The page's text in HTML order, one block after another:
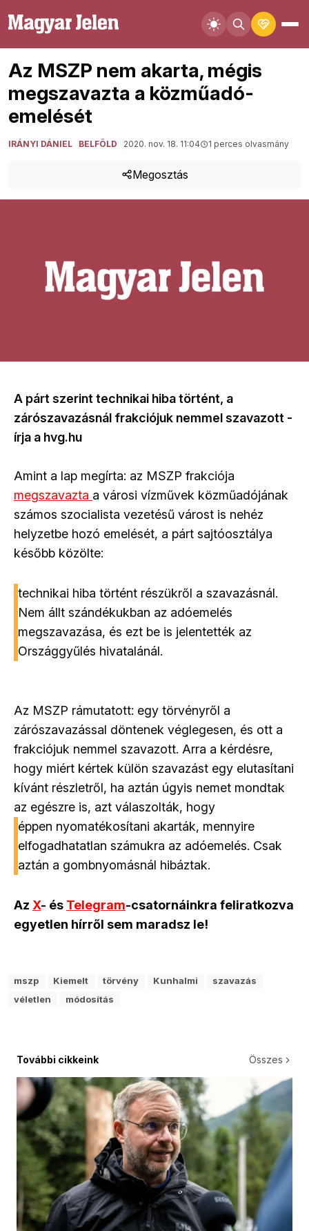
Az MSZP nem akarta, mégis
megszavazta a közműadó-
emelését
IRÁNYI DÁNIEL BELFÖLD 2020. nov. 18. 11:04 1 perces olvasmány
Megosztás
A párt szerint technikai hiba történt, a
zárószavazásnál frakciójuk nemmel szavazott -
írja a hvg.hu
Amint a lap megírta: az MSZP frakciója
megszavazta a városi vízművek közműadójának
számos szocialista vezetésű várost is nehéz
helyzetbe hozó emelését, a párt sajtóosztálya
később közölte:
technikai hiba történt részükről a szavazásnál.
Nem állt szándékukban az adóemelés
megszavazása, és ezt be is jelentették az
Országgyűlés hivatalánál.
Az MSZP rámutatott: egy törvényről a
zárószavazással döntenek véglegesen, és ott a
frakciójuk nemmel szavazott. Arra a kérdésre,
hogy miért kértek külön szavazást egy elutasítani
kívánt részletről, ha aztán úgyis nemet mondtak
az egészre is, azt válaszolták, hogy
éppen nyomatékosítani akarták, mennyire
elfogadhatatlan számukra az adóemelés. Csak
aztán a gombnyomásnál hibáztak.
Az X- és Telegram-csatornáinkra feliratkozva
egyetlen hírről sem maradsz le!
mszp Kiemelt törvény Kunhalmi
szavazás
véletlen
módosítás
További cikkeink Összes